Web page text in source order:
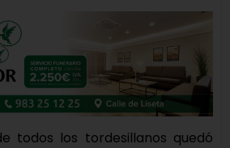
todos los tordesillanos quedó